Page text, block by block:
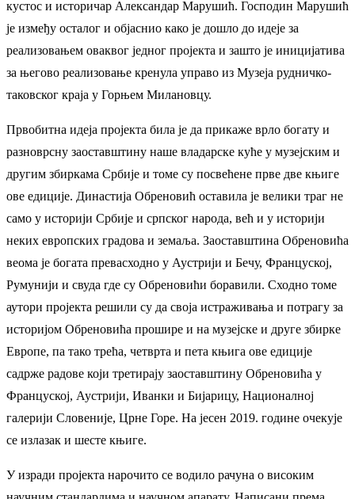
кустос и историчар Александар Марушић. Господин Марушић
је између осталог и објаснио како је дошло до идеје за
реализовањем оваквог једног пројекта и зашто је иницијатива
за његово реализовање кренула управо из Музеја рудничко-
таковског краја у Горњем Милановцу.
Првобитна идеја пројекта била је да прикаже врло богату и
разноврсну заоставштину наше владарске куће у музејским и
другим збиркама Србије и томе су посвећене прве две књиге
ове едиције. Династија Обреновић оставила је велики траг не
само у историји Србије и српског народа, већ и у историји
неких европских градова и земаља. Заоставштина Обреновића
веома је богата превасходно у Аустрији и Бечу, Француској,
Румунији и свуда где су Обреновићи боравили. Сходно томе
аутори пројекта решили су да своја истраживања и потрагу за
историјом Обреновића прошире и на музејске и друге збирке
Европе, па тако трећа, четврта и пета књига ове едиције
садрже радове који третирају заоставштину Обреновића у
Француској, Аустрији, Иванки и Бијарицу, Националној
галерији Словеније, Црне Горе. На јесен 2019. године очекује
се излазак и шесте књиге.
У изради пројекта нарочито се водило рачуна о високим